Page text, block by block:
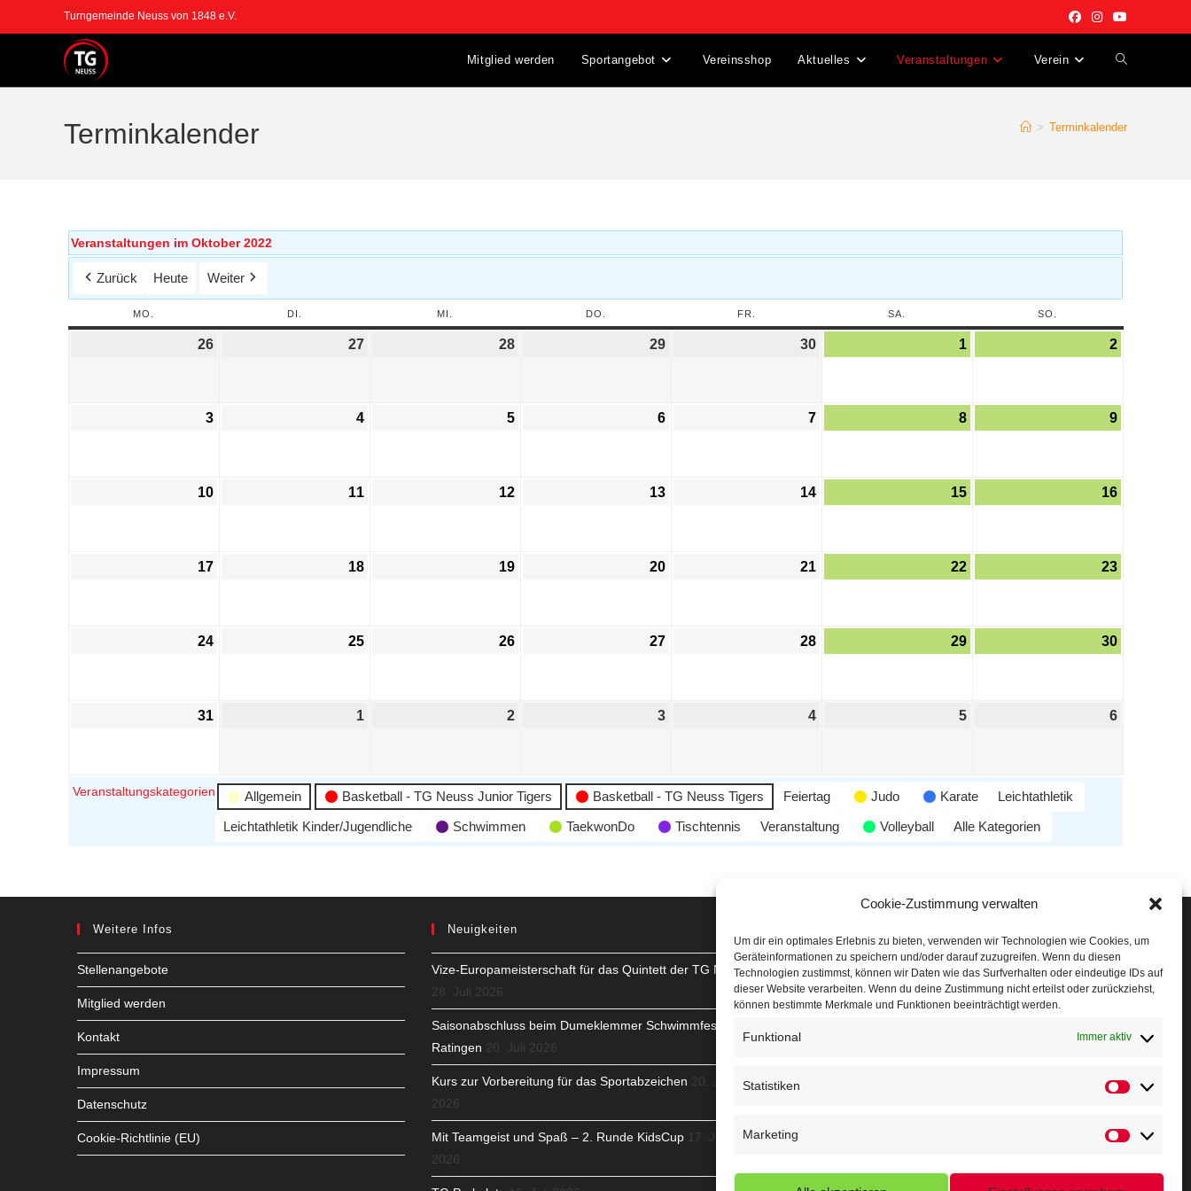
Cookie-Zustimmung verwalten
Um dir ein optimales Erlebnis zu bieten, verwenden wir Technologien wie Cookies, um
Geräteinformationen zu speichern und/oder darauf zuzugreifen. Wenn du diesen
Technologien zustimmst, können wir Daten wie das Surfverhalten oder eindeutige IDs auf
dieser Website verarbeiten. Wenn du deine Zustimmung nicht erteilst oder zurückziehst,
können bestimmte Merkmale und Funktionen beeinträchtigt werden.
Funktional Immer aktiv
Statistiken
Marketing
Turngemeinde Neuss von 1848 e.V.
Mitglied werden Sportangebot Vereinsshop Aktuelles Veranstaltungen Verein
Terminkalender > Terminkalender
Veranstaltungen im Oktober 2022
Zurück Heute Weiter
MO. DI. MI. DO. FR. SA. SO.
26 27 28 29 30 1 2
3 4 5 6 7 8 9
10 11 12 13 14 15 16
17 18 19 20 21 22 23
24 25 26 27 28 29 30
31 1 2 3 4 5 6
Veranstaltungskategorien Allgemein Basketball - TG Neuss Junior Tigers Basketball - TG Neuss Tigers Feiertag Judo Karate
Leichtathletik
Leichtathletik Kinder/Jugendliche
Schwimmen TaekwonDo Tischtennis Veranstaltung Volleyball Alle Kategorien
Weitere Infos
Stellenangebote
Mitglied werden
Kontakt
Impressum
Datenschutz
Cookie-Richtlinie (EU)
Neuigkeiten
Vize-Europameisterschaft für das Quintett der TG Neuss
28. Juli 2026
Saisonabschluss beim Dumeklemmer Schwimmfest in
Ratingen 20. Juli 2026
Kurs zur Vorbereitung für das Sportabzeichen 20. Juli
2026
Mit Teamgeist und Spaß – 2. Runde KidsCup 17. Juli
2026
Höffner Run
Schnuppertag
Terminkalender
Nikolaus-Crosslauf
Capoeira Camp